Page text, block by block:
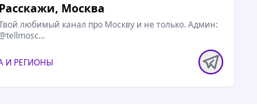
Расскажи, Москва
любимый канал про Москву и не только. Админ:
И РЕГИОНЫ